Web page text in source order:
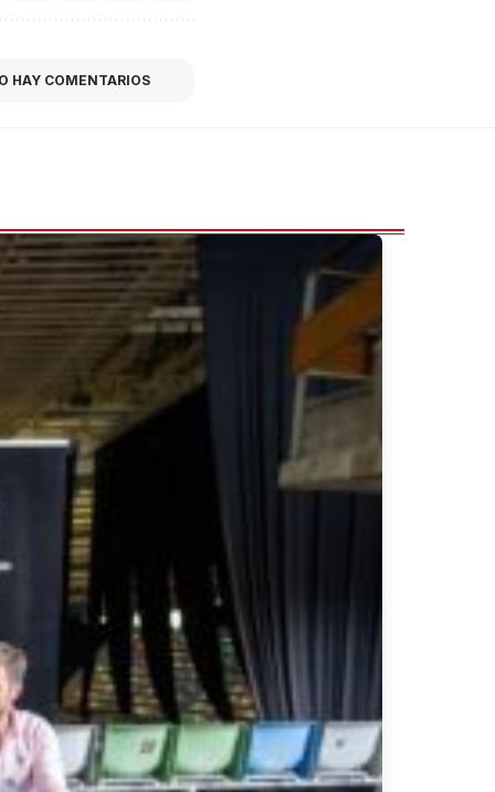
HAY COMENTARIOS